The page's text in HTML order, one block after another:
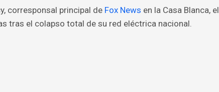
corresponsal principal de Fox News en la Casa Blanca, el
tras el colapso total de su red eléctrica nacional.